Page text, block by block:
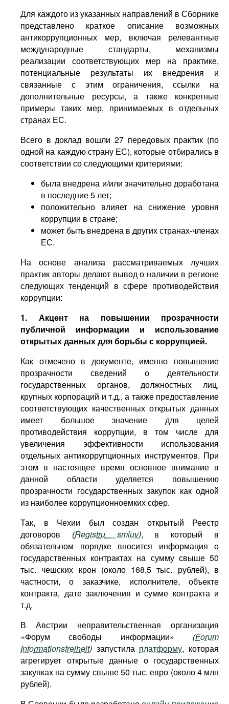
Для каждого из указанных направлений в Сборнике
представлено краткое описание возможных
антикоррупционных мер, включая релевантные
международные стандарты, механизмы
реализации соответствующих мер на практике,
потенциальные результаты их внедрения и
связанные с этим ограничения, ссылки на
дополнительные ресурсы, а также конкретные
примеры таких мер, принимаемых в отдельных
странах ЕС.
Всего в доклад вошли 27 передовых практик (по
одной на каждую страну ЕС), которые отбирались в
соответствии со следующими критериями:
была внедрена и/или значительно доработана
в последние 5 лет;
положительно влияет на снижение уровня
коррупции в стране;
может быть внедрена в других странах-членах
ЕС.
На основе анализа рассматриваемых лучших
практик авторы делают вывод о наличии в регионе
следующих тенденций в сфере противодействия
коррупции:
1. Акцент на повышении прозрачности
публичной информации и использование
открытых данных для борьбы с коррупцией.
Как отмечено в документе, именно повышение
прозрачности сведений о деятельности
государственных органов, должностных лиц,
крупных корпораций и т.д., а также предоставление
соответствующих качественных открытых данных
имеет большое значение для целей
противодействия коррупции, в том числе для
увеличения эффективности использования
отдельных антикоррупционных инструментов. При
этом в настоящее время основное внимание в
данной области уделяется повышению
прозрачности государственных закупок как одной
из наиболее коррупционноемких сфер.
Так, в Чехии был создан открытый Реестр
договоров (Registru smluv), в который в
обязательном порядке вносится информация о
государственных контрактах на сумму свыше 50
тыс. чешских крон (около 168,5 тыс. рублей), в
частности, о заказчике, исполнителе, объекте
контракта, дате заключения и сумме контракта и
т.д.
В Австрии неправительственная организация
«Форум свободы информации» (Forum
Informationsfreiheit) запустила платформу, которая
агрегирует открытые данные о государственных
закупках на сумму свыше 50 тыс. евро (около 4 млн
рублей).